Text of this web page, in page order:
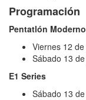
Programación
Pentatlón Moderno
Viernes 12
Sábado 13
E1 Series
Sábado 13